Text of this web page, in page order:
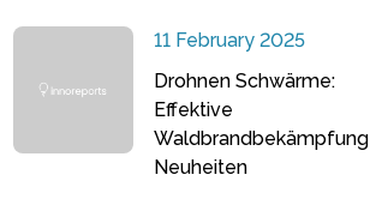
11 February 2025
Drohnen Schwärme:
Effektive
Waldbrandbekämpfung
Neuheiten